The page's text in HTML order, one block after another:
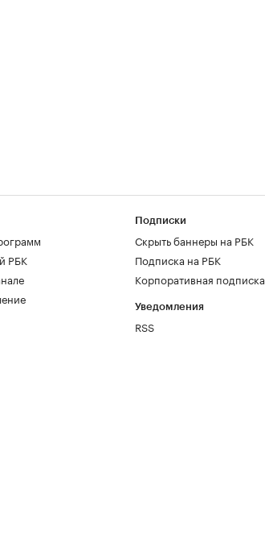
РБК
Подписки
Скрыть баннеры на РБК
Подписка на РБК
Корпоративная подписка
Уведомления
RSS